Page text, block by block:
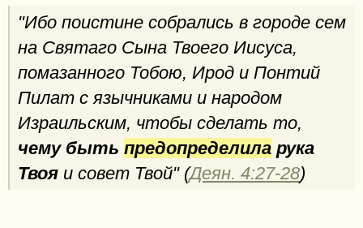
"Ибо поистине собрались в городе сем
на Святаго Сына Твоего Иисуса,
помазанного Тобою, Ирод и Понтий
Пилат с язычниками и народом
Израильским, чтобы сделать то,
чему быть предопределила рука
Твоя и совет Твой" (Деян. 4:27-28)